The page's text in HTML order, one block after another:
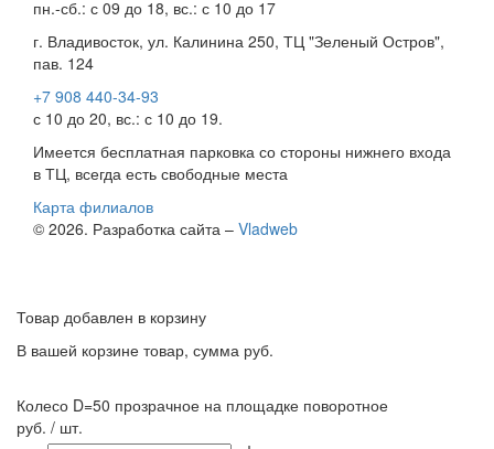
пн.-сб.: с 09 до 18, вс.: с 10 до 17
г. Владивосток, ул. Калинина 250, ТЦ "Зеленый Остров",
пав. 124
+7 908 440-34-93
с 10 до 20, вс.: с 10 до 19.
Имеется бесплатная парковка со стороны нижнего входа
в ТЦ, всегда есть свободные места
Карта филиалов
© 2026. Разработка сайта – Vladweb
Товар добавлен в корзину
В вашей корзине товар, сумма руб.
Колесо D=50 прозрачное на площадке поворотное
руб. / шт.